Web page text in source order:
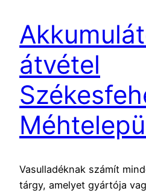
átvétel
Vasulladéknak számít
tárgy, amelyet gyártója